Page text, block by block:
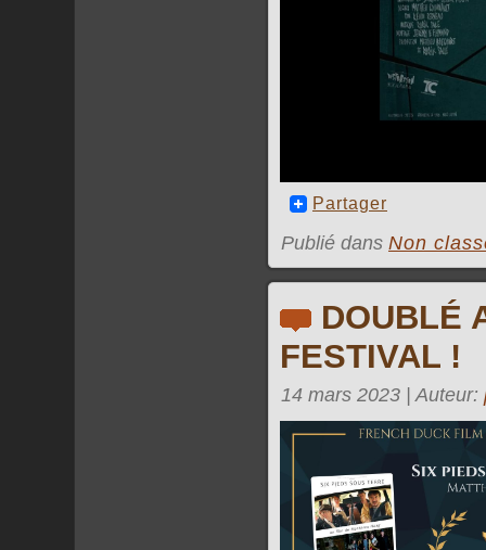
Partager
Publié dans Non
DOUBLÉ
FESTIVAL !
14 mars 2023 | Auteur: